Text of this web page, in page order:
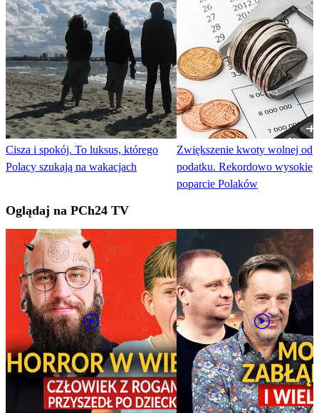
Cisza i spokój. To luksus, którego
Polacy szukają na wakacjach
Zwiększenie kwoty wolnej od
podatku. Rekordowo wysokie
poparcie Polaków
Oglądaj na PCh24 TV